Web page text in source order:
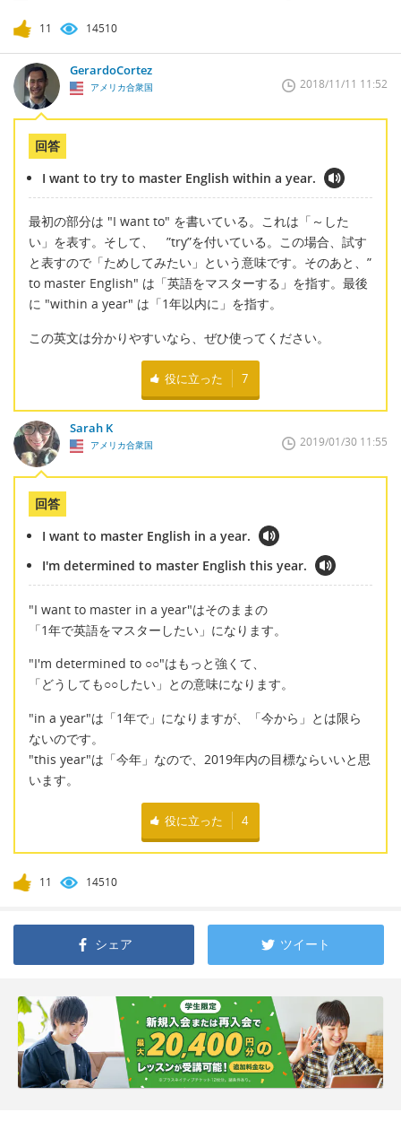
11 14510
GerardoCortez
アメリカ合衆国 2018/11/11 11:52
回答
I want to try to master English within a year.
最初の部分は "I want to" を書いている。これは「～した
い」を表す。そして、 ”try”を付いている。この場合、試す
と表すので「ためしてみたい」という意味です。そのあと、”
to master English" は「英語をマスターする」を指す。最後
に "within a year" は「1年以内に」を指す。
この英文は分かりやすいなら、ぜひ使ってください。
役に立った 7
Sarah K
アメリカ合衆国 2019/01/30 11:55
回答
I want to master English in a year.
I'm determined to master English this year.
"I want to master in a year"はそのままの
「1年で英語をマスターしたい」になります。
"I'm determined to ○○"はもっと強くて、
「どうしても○○したい」との意味になります。
"in a year"は「1年で」になりますが、「今から」とは限ら
ないのです。
"this year"は「今年」なので、2019年内の目標ならいいと思
います。
役に立った 4
11 14510
シェア ツイート